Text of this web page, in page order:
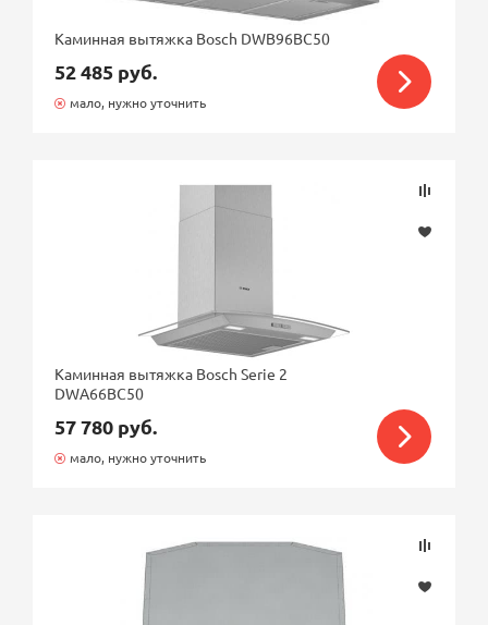
Каминная вытяжка Bosch DWB96BC50
52 485 руб.
мало, нужно уточнить
Каминная вытяжка Bosch Serie 2
DWA66BC50
57 780 руб.
мало, нужно уточнить